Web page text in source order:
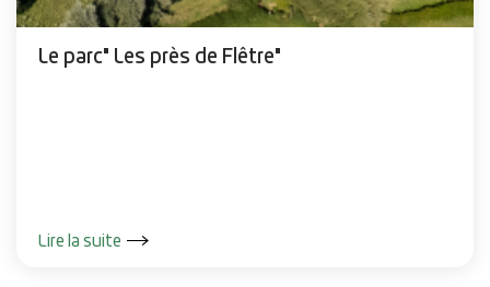
Le parc" Les près de Flêtre"
Lire la suite